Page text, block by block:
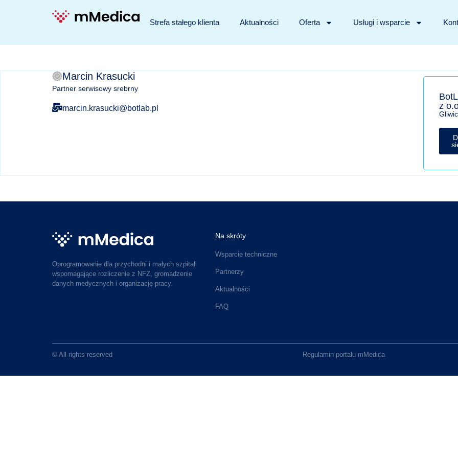
Strefa stałego klienta Aktualności Oferta Usługi i wsparcie
Marcin Krasucki
Partner serwisowy srebrny
marcin.krasucki@botlab.pl
z
Oprogramowanie dla przychodni i małych szpitali
wspomagające rozliczenie z NFZ, gromadzenie
danych medycznych i organizację pracy.
Na skróty
Wsparcie techniczne
Partnerzy
Aktualności
FAQ
© All rights reserved Regulamin portalu mMedica